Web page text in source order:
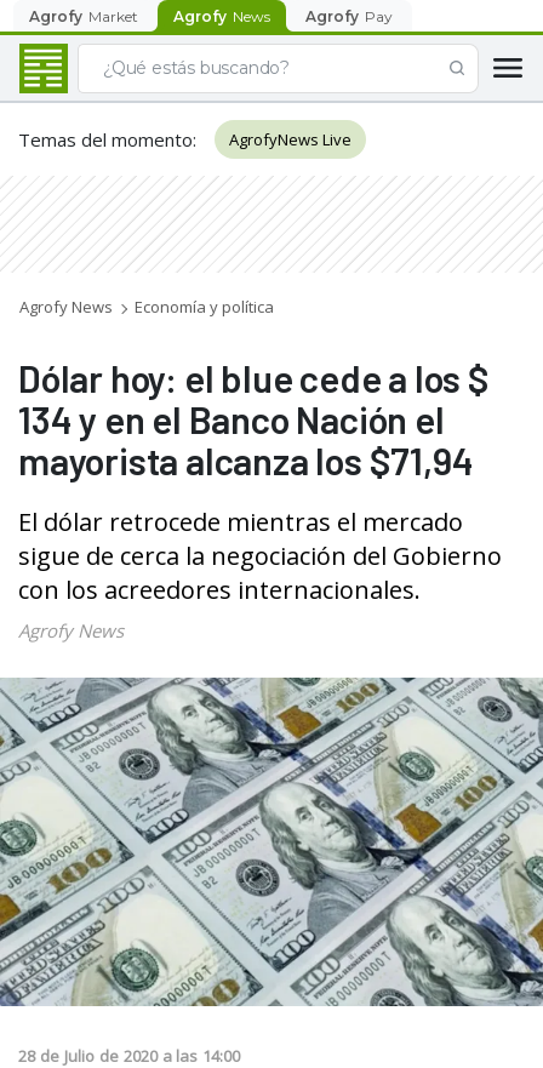
Agrofy Market Agrofy News Agrofy Pay
Temas del momento: AgrofyNews Live
Agrofy News Economía y política
Dólar hoy: el blue cede a los $
134 y en el Banco Nación el
mayorista alcanza los $71,94
El dólar retrocede mientras el mercado
sigue de cerca la negociación del Gobierno
con los acreedores internacionales.
Agrofy News
28 de Julio de 2020 a las 14:00